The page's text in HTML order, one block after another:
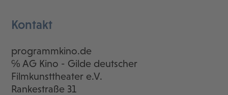
Kontakt
programmkino.de
℅ AG Kino - Gilde deutscher
Filmkunsttheater e.V.
Rankestraße 31